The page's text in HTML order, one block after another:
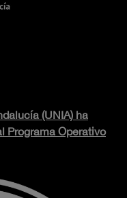
(UNIA) ha
Programa Operativo